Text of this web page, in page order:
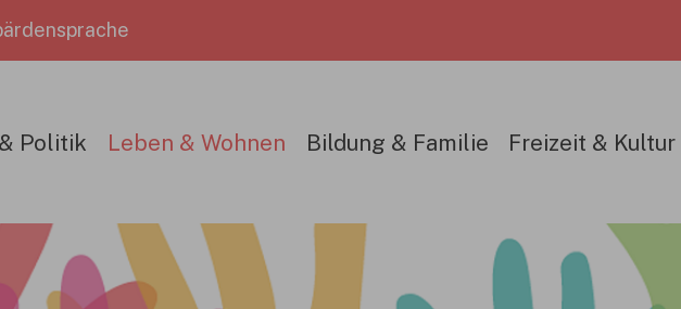
Politik Leben & Wohnen Bildung & Familie Freizeit & Kultur